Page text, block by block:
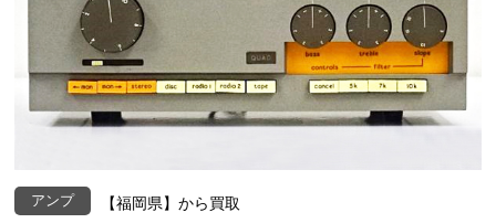
アンプ 【福岡県】から買取